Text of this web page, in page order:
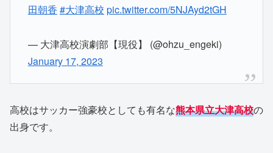
田朝香 #大津高校 pic.twitter.com/5NJAyd2tGH
— 大津高校演劇部【現役】 (@ohzu_engeki)
January 17, 2023
高校はサッカー強豪校としても有名な熊本県立大津高校の
出身です。